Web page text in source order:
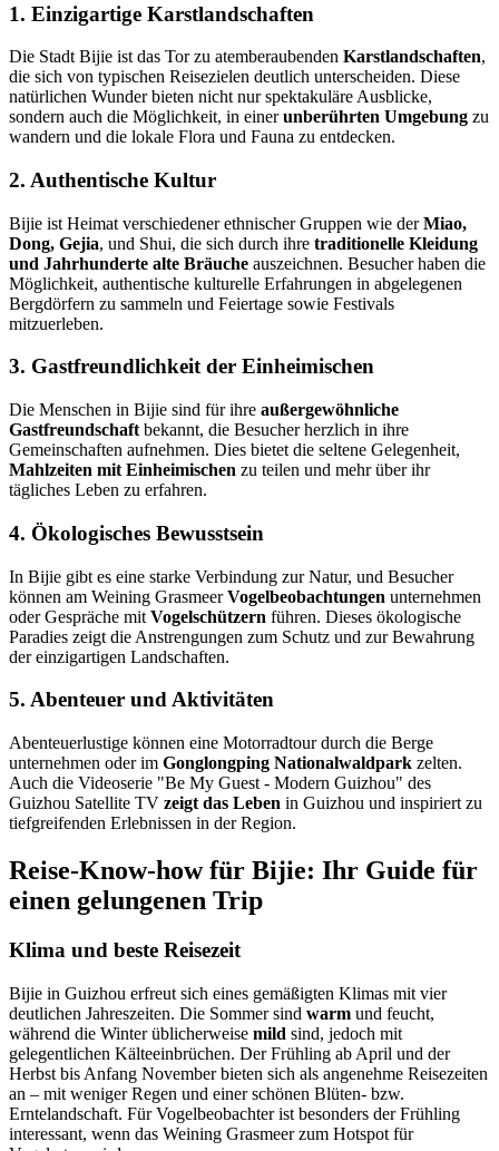
1. Einzigartige Karstlandschaften
Die Stadt Bijie ist das Tor zu atemberaubenden Karstlandschaften,
die sich von typischen Reisezielen deutlich unterscheiden. Diese
natürlichen Wunder bieten nicht nur spektakuläre Ausblicke,
sondern auch die Möglichkeit, in einerunberührten Umgebung zu
wandern und die lokale Flora und Fauna zu entdecken.
2. Authentische Kultur
Bijie ist Heimat verschiedener ethnischer Gruppen wie derMiao,
Dong, Gejia, und Shui, die sich durch ihre traditionelle Kleidung
und Jahrhunderte alte Bräuche auszeichnen. Besucher haben die
Möglichkeit, authentische kulturelle Erfahrungen in abgelegenen
Bergdörfern zu sammeln und Feiertage sowie Festivals
mitzuerleben.
3. Gastfreundlichkeit der Einheimischen
Die Menschen in Bijie sind für ihre außergewöhnliche
Gastfreundschaft bekannt, die Besucher herzlich in ihre
Gemeinschaften aufnehmen. Dies bietet die seltene Gelegenheit,
Mahlzeiten mit Einheimischen zu teilen und mehr über ihr
tägliches Leben zu erfahren.
4. Ökologisches Bewusstsein
In Bijie gibt es eine starke Verbindung zur Natur, und Besucher
können am Weining GrasmeerVogelbeobachtungen unternehmen
oder Gespräche mit Vogelschützern führen. Dieses ökologische
Paradies zeigt die Anstrengungen zum Schutz und zur Bewahrung
der einzigartigen Landschaften.
5. Abenteuer und Aktivitäten
Abenteuerlustige können eine Motorradtour durch die Berge
unternehmen oder im Gonglongping Nationalwaldpark zelten.
Auch die Videoserie "Be My Guest - Modern Guizhou" des
Guizhou Satellite TV zeigt das Leben in Guizhou und inspiriert zu
tiefgreifenden Erlebnissen in der Region.
Reise-Know-how für Bijie: Ihr Guide für
einen gelungenen Trip
Klima und beste Reisezeit
Bijie in Guizhou erfreut sich eines gemäßigten Klimas mit vier
deutlichen Jahreszeiten. Die Sommer sind warm und feucht,
während die Winter üblicherweise mild sind, jedoch mit
gelegentlichen Kälteeinbrüchen. Der Frühling ab April und der
Herbst bis Anfang November bieten sich als angenehme Reisezeiten
an – mit weniger Regen und einer schönen Blüten- bzw.
Erntelandschaft. Für Vogelbeobachter ist besonders der Frühling
interessant, wenn das Weining Grasmeer zum Hotspot für